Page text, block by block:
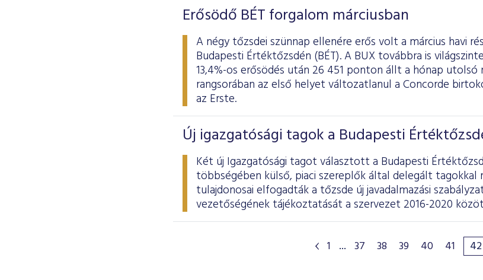
Erősödő BÉT forgalom márciusban
A négy tőzsdei szünnap ellenére erős volt a március havi
Budapesti Értéktőzsdén (BÉT). A BUX továbbra is
13,4%-os erősödés után 26 451 ponton állt a hónap utolsó
rangsorában az első helyet változatlanul a Concorde
az Erste.
Új igazgatósági tagok a Budapesti
Két új Igazgatósági tagot választott a Budapesti
többségében külső, piaci szereplők által delegált tagokkal
tulajdonosai elfogadták a tőzsde új javadalmazási
vezetőségének tájékoztatását a szervezet 2016-2020
1 ... 37 38 39 40 41 42